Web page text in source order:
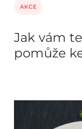
AKCE
Jak vám
pomůže